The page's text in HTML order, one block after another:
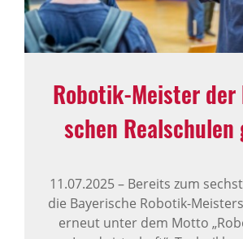
Robotik-Meister
schen
11.07.2025– Bereits zum
die Bayerische Robotik-
erneut unter dem Motto